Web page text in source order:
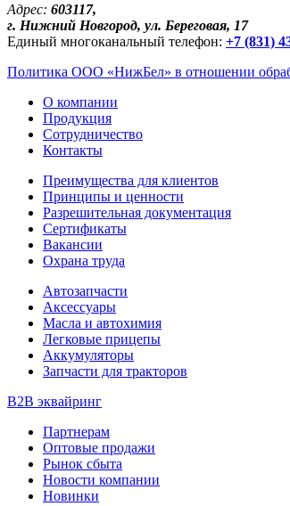
Адрес: 603117,
г. Нижний Новгород, ул. Береговая, 17
Единый многоканальный телефон: +7 (831)
Политика ООО «НижБел» в отношении
О компании
Продукция
Сотрудничество
Контакты
Преимущества для клиентов
Принципы и ценности
Разрешительная документация
Сертификаты
Вакансии
Охрана труда
Автозапчасти
Аксессуары
Масла и автохимия
Легковые прицепы
Аккумуляторы
Запчасти для тракторов
B2B эквайринг
Партнерам
Оптовые продажи
Рынок сбыта
Новости компании
Новинки